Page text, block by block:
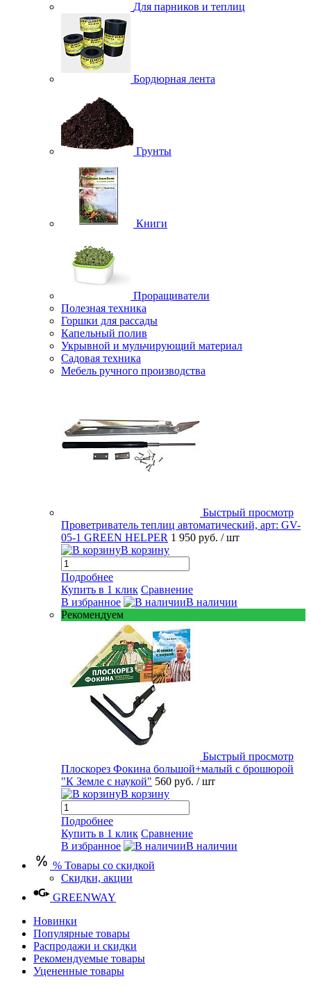
Для парников и теплиц
Бордюрная лента
Грунты
Книги
Проращиватели
Полезная техника
Горшки для рассады
Капельный полив
Укрывной и мульчирующий материал
Садовая техника
Мебель ручного производства
Быстрый просмотр
Проветриватель теплиц автоматический, арт: GV-
05-1 GREEN HELPER 1 950 руб. / шт
В корзину
Подробнее
Купить в 1 клик Сравнение
В избранное
В наличии
Рекомендуем
Быстрый просмотр
Плоскорез Фокина большой+малый с брошюрой
"К Земле с наукой" 560 руб. / шт
В корзину
Подробнее
Купить в 1 клик Сравнение
В избранное
В наличии
% Товары со скидкой
Скидки, акции
GREENWAY
Новинки
Популярные товары
Распродажи и скидки
Рекомендуемые товары
Уцененные товары